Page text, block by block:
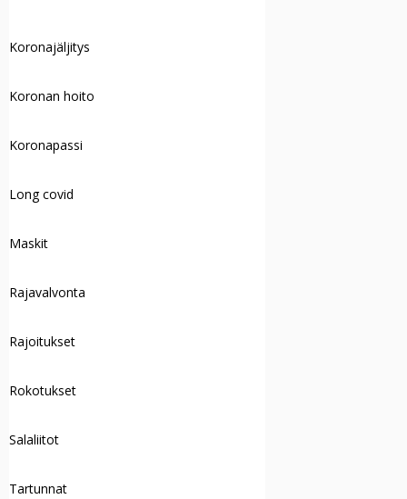
Koronajäljitys
Koronan hoito
Koronapassi
Long covid
Maskit
Rajavalvonta
Rajoitukset
Rokotukset
Salaliitot
Tartunnat